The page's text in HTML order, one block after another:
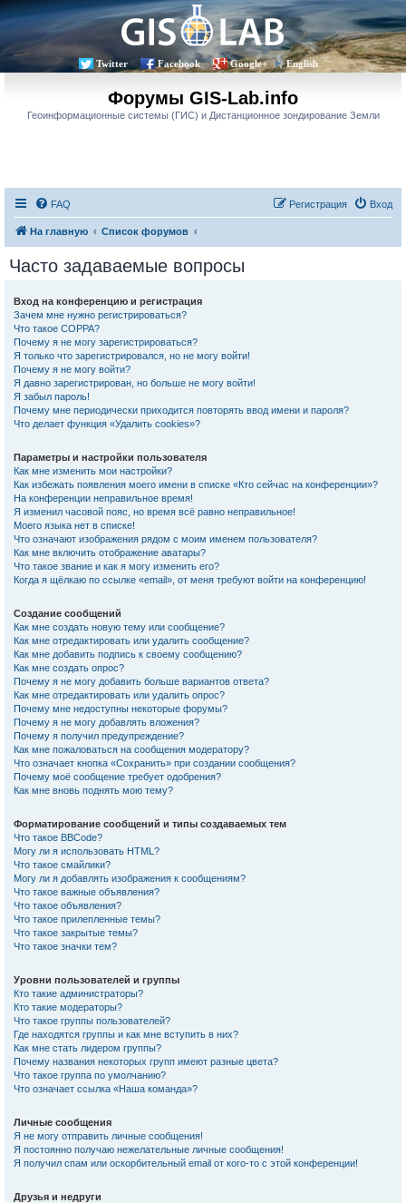
Twitter Facebook Google+ English
Форумы GIS-Lab.info
Геоинформационные системы (ГИС) и Дистанционное зондирование Земли
FAQ Вход
Регистрация
На главную Список форумов
Часто задаваемые вопросы
Вход на конференцию и регистрация
Зачем мне нужно регистрироваться?
Что такое COPPA?
Почему я не могу зарегистрироваться?
Я только что зарегистрировался, но не могу войти!
Почему я не могу войти?
Я давно зарегистрирован, но больше не могу войти!
Я забыл пароль!
Почему мне периодически приходится повторять ввод имени и пароля?
Что делает функция «Удалить cookies»?
Параметры и настройки пользователя
Как мне изменить мои настройки?
Как избежать появления моего имени в списке «Кто сейчас на конференции»?
На конференции неправильное время!
Я изменил часовой пояс, но время всё равно неправильное!
Моего языка нет в списке!
Что означают изображения рядом с моим именем пользователя?
Как мне включить отображение аватары?
Что такое звание и как я могу изменить его?
Когда я щёлкаю по ссылке «email», от меня требуют войти на конференцию!
Создание сообщений
Как мне создать новую тему или сообщение?
Как мне отредактировать или удалить сообщение?
Как мне добавить подпись к своему сообщению?
Как мне создать опрос?
Почему я не могу добавить больше вариантов ответа?
Как мне отредактировать или удалить опрос?
Почему мне недоступны некоторые форумы?
Почему я не могу добавлять вложения?
Почему я получил предупреждение?
Как мне пожаловаться на сообщения модератору?
Что означает кнопка «Сохранить» при создании сообщения?
Почему моё сообщение требует одобрения?
Как мне вновь поднять мою тему?
Форматирование сообщений и типы создаваемых тем
Что такое BBCode?
Могу ли я использовать HTML?
Что такое смайлики?
Могу ли я добавлять изображения к сообщениям?
Что такое важные объявления?
Что такое объявления?
Что такое прилепленные темы?
Что такое закрытые темы?
Что такое значки тем?
Уровни пользователей и группы
Кто такие администраторы?
Кто такие модераторы?
Что такое группы пользователей?
Где находятся группы и как мне вступить в них?
Как мне стать лидером группы?
Почему названия некоторых групп имеют разные цвета?
Что такое группа по умолчанию?
Что означает ссылка «Наша команда»?
Личные сообщения
Я не могу отправить личные сообщения!
Я постоянно получаю нежелательные личные сообщения!
Я получил спам или оскорбительный email от кого-то с этой конференции!
Друзья и недруги